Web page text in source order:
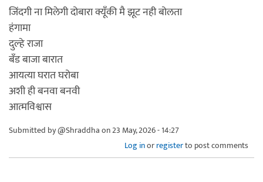
जिंदगी ना मिलेगी दोबारा क्यूँकी मै झूट नही बोलता
हंगामा
दुल्हे राजा
बँड बाजा बारात
आयत्या घरात घरोबा
अशी ही बनवा बनवी
आत्मविश्वास
Submitted by@Shraddhaon 23 May, 2026 - 14:27
Log inorregisterto post comments